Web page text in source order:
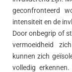
geconfronteerd
intensiteit en de
Door onbegrip of
vermoeidheid
kunnen zich
volledig